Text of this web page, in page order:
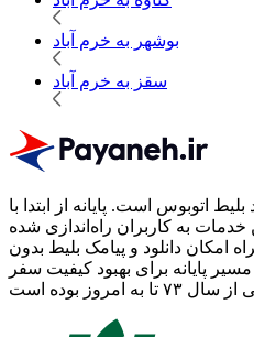
بوشهر به خرم آباد
سقز به خرم آباد
بلیط اتوبوس است. پایانه از ابتدا با
خدمات به کاربران راه‌اندازی شده
امکان دانلود و پیامک بلیط بدون
پایانه برای بهبود کیفیت سفر